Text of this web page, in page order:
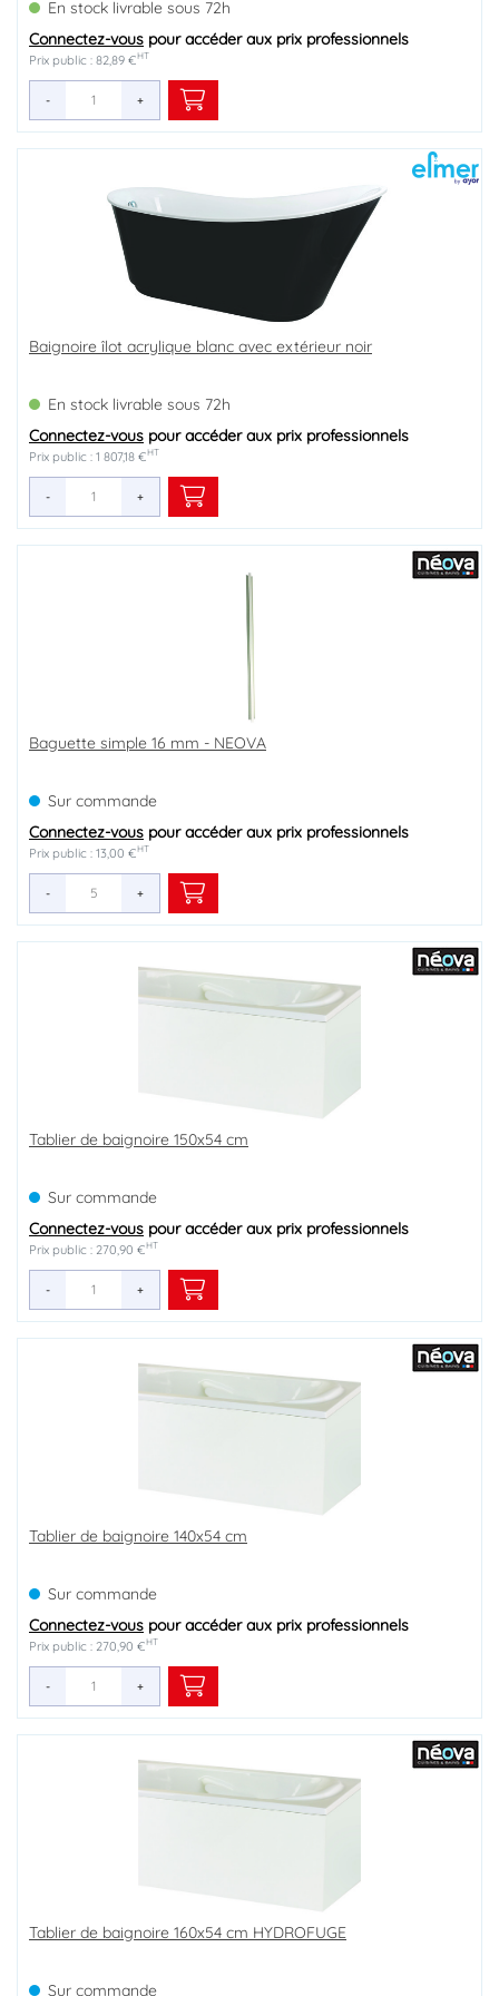
En stock livrable sous 72h
Connectez-vous pour accéder aux prix professionnels
Prix public : 82,89 €HT
- +
Baignoire îlot acrylique blanc avec extérieur noir
En stock livrable sous 72h
Connectez-vous pour accéder aux prix professionnels
Prix public : 1 807,18 €HT
- +
Baguette simple 16 mm - NEOVA
Sur commande
Connectez-vous pour accéder aux prix professionnels
Prix public : 13,00 €HT
- +
Tablier de baignoire 150x54 cm
Sur commande
Connectez-vous pour accéder aux prix professionnels
Prix public : 270,90 €HT
- +
Tablier de baignoire 140x54 cm
Sur commande
Connectez-vous pour accéder aux prix professionnels
Prix public : 270,90 €HT
- +
Tablier de baignoire 160x54 cm HYDROFUGE
Sur commande